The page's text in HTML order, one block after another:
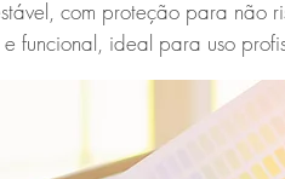
com proteção para não
funcional, ideal para uso